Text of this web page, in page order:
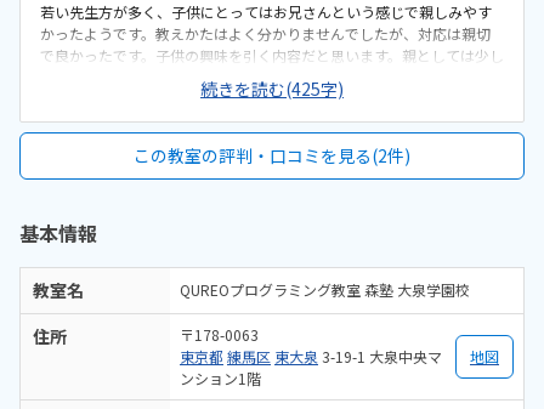
若い先生方が多く、子供にとってはお兄さんという感じで親しみやす
かったようです。教えかたはよく分かりませんでしたが、対応は親切
で良かったです。子供の興味を引く内容だと思います。親としては少し
物足りないかなという印象ですが、子供はとても楽しんでいました。
プログラミングを始めるきっかけとして初心者には最適だと思いま
す。自宅から自転車で通える距離で、教室の前に自転車を止めること
通うには心配です。明るく広々としていて綺麗でした。塾に通う中高
生も多く、活気がありました。プログラミング教室は料金が高めの印
りやすく、まったくの初心者でも始めやすいと思いました。子供が好
た。また、ヘッドフォンを付けて取り組むので集中できるようです。1
ヶ月間無料で受講できるのがありがたいです。
続きを読む(425字)
この教室の評判・口コミを見る(2件)
基本情報
教室名 QUREOプログラミング教室 森塾 大泉学園校
住所
〒178-0063
東京都 練馬区 東大泉 3-19-1 大泉中央マ
ンション1階
地図